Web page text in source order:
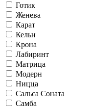
Готик
Женева
Карат
Кельн
Крона
Лабиринт
Матрица
Модерн
Ницца
Сальса Соната
Самба